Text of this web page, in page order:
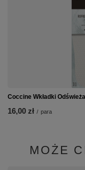
Coccine Wkładki
16,00 zł / para
MOŻE